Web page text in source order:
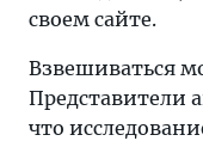
своем сайте.
Взвешиваться
Представители
что